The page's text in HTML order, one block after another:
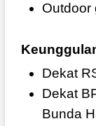
Outdoor
Dekat
Dekat
Bunda